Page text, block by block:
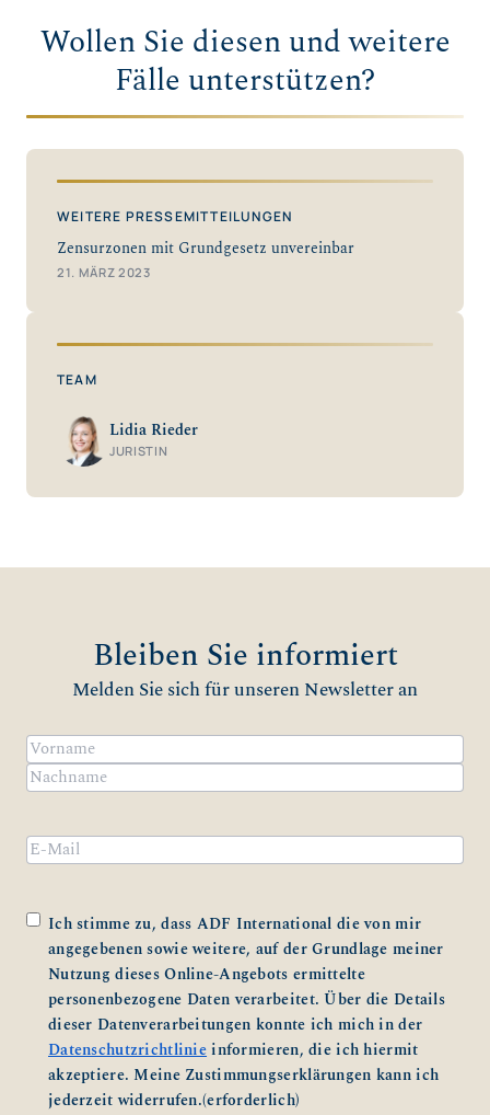
Wollen Sie diesen und weitere
Fälle unterstützen?
WEITERE PRESSEMITTEILUNGEN
Zensurzonen mit Grundgesetz unvereinbar
21. MÄRZ 2023
TEAM
Lidia Rieder
JURISTIN
Bleiben Sie informiert
Melden Sie sich für unseren Newsletter an
Name(erforderlich)
Vorname
Zustimmung(erforderlich)
Ich stimme zu, dass ADF International die von mir
angegebenen sowie weitere, auf der Grundlage meiner
Nutzung dieses Online-Angebots ermittelte
personenbezogene Daten verarbeitet. Über die Details
dieser Datenverarbeitungen konnte ich mich in der
Datenschutzrichtlinieinformieren, die ich hiermit
akzeptiere. Meine Zustimmungserklärungen kann ich
jederzeit widerrufen.(erforderlich)